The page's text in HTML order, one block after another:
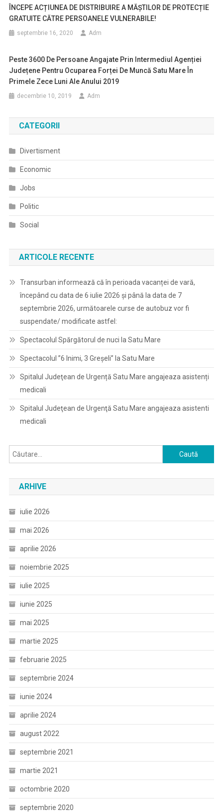
ÎNCEPE ACȚIUNEA DE DISTRIBUIRE A MĂȘTILOR DE PROTECȚIE
GRATUITE CĂTRE PERSOANELE VULNERABILE!
septembrie 16, 2020 Adm
Peste 3600 De Persoane Angajate Prin Intermediul Agenției
Județene Pentru Ocuparea Forței De Muncă Satu Mare În
Primele Zece Luni Ale Anului 2019
decembrie 10, 2019 Adm
CATEGORII
Divertisment
Economic
Jobs
Politic
Social
ARTICOLE RECENTE
Transurban informează că în perioada vacanței de vară,
începând cu data de 6 iulie 2026 și până la data de 7
septembrie 2026, următoarele curse de autobuz vor fi
suspendate/ modificate astfel:
Spectacolul Spărgătorul de nuci la Satu Mare
Spectacolul ”6 Inimi, 3 Greșeli” la Satu Mare
Spitalul Judeţean de Urgență Satu Mare angajeaza asistenți
medicali
Spitalul Judeţean de Urgenţă Satu Mare angajeaza asistenti
medicali
Caută
după:
ARHIVE
iulie 2026
mai 2026
aprilie 2026
noiembrie 2025
iulie 2025
iunie 2025
mai 2025
martie 2025
februarie 2025
septembrie 2024
iunie 2024
aprilie 2024
august 2022
septembrie 2021
martie 2021
octombrie 2020
septembrie 2020